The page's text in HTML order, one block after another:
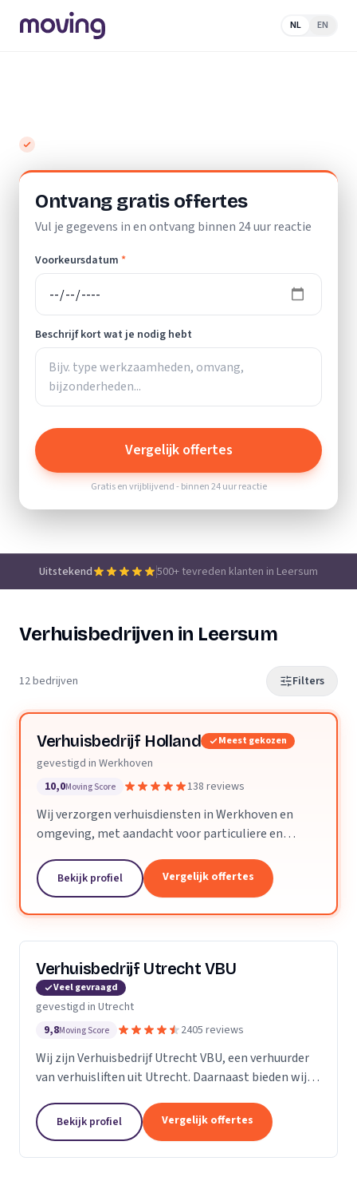
NL EN
Ontvang gratis offertes
Vul je gegevens in en ontvang binnen 24 uur reactie
Voorkeursdatum *
Beschrijf kort wat je nodig hebt
Vergelijk offertes
Gratis en vrijblijvend - binnen 24 uur reactie
Uitstekend 500+ tevreden klanten in Leersum
Verhuisbedrijven in Leersum
12 bedrijven Filters
Verhuisbedrijf Holland Meest gekozen
gevestigd in Werkhoven
10,0Moving Score 138 reviews
Wij verzorgen verhuisdiensten in Werkhoven en
omgeving, met aandacht voor particuliere en
Bekijk profiel Vergelijk offertes
Verhuisbedrijf Utrecht VBU
Veel gevraagd
gevestigd in Utrecht
9,8Moving Score 2405 reviews
Wij zijn Verhuisbedrijf Utrecht VBU, een verhuurder
van verhuisliften uit Utrecht. Daarnaast bieden wij
Bekijk profiel Vergelijk offertes